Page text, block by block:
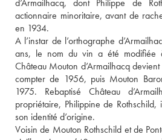
d’Armailhacq, dont Philippe de
actionnaire minoritaire, avant de
en 1934.
A l’instar de l’orthographe
ans, le nom du vin a été modifiée
Château Mouton d’Armailhacq
compter de 1956, puis Mouton
1975. Rebaptisé Château
propriétaire, Philippine de
son identité d’origine.
Voisin de Mouton Rothschild et de